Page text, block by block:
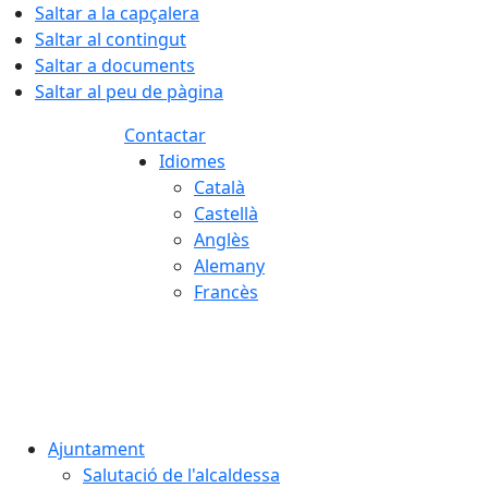
Saltar a la capçalera
Saltar al contingut
Saltar a documents
Saltar al peu de pàgina
Contactar
Idiomes
Català
Castellà
Anglès
Alemany
Francès
Ajuntament
Salutació de l'alcaldessa